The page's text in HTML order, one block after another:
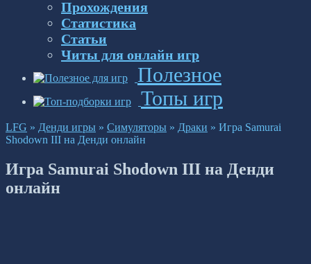
Прохождения
Статистика
Статьи
Читы для онлайн игр
Полезное
Топы игр
LFG » Денди игры » Симуляторы » Драки » Игра Samurai
Shodown III на Денди онлайн
Игра Samurai Shodown III на Денди
онлайн